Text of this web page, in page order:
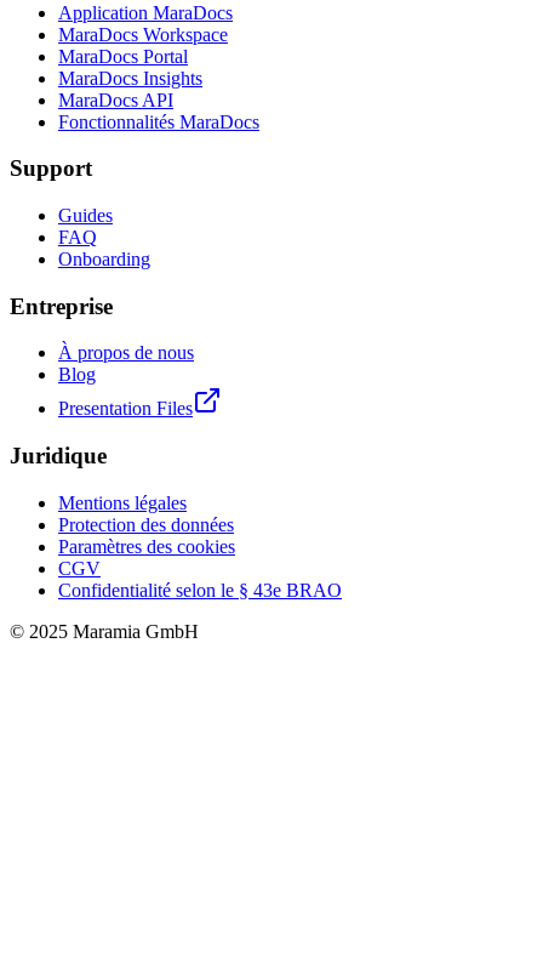
Application MaraDocs
MaraDocs Workspace
MaraDocs Portal
MaraDocs Insights
MaraDocs API
Fonctionnalités MaraDocs
Support
Guides
FAQ
Onboarding
Entreprise
À propos de nous
Blog
Presentation Files
Juridique
Mentions légales
Protection des données
Paramètres des cookies
CGV
Confidentialité selon le § 43e BRAO
© 2025 Maramia GmbH